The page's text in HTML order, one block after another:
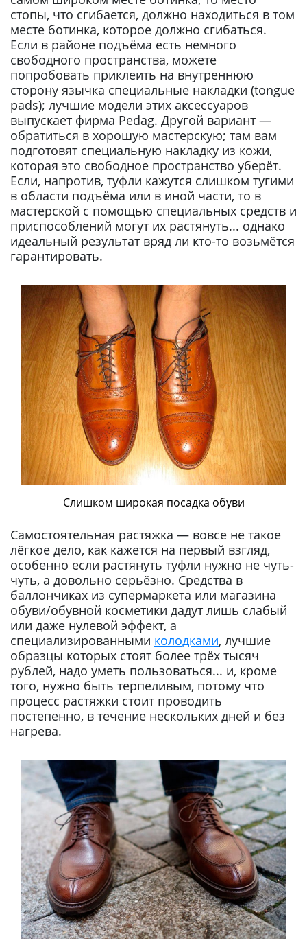
стопы, что сгибается, должно находиться в том
месте ботинка, которое должно сгибаться.
Если в районе подъёма есть немного
свободного пространства, можете
попробовать приклеить на внутреннюю
сторону язычка специальные накладки (tongue
pads); лучшие модели этих аксессуаров
выпускает фирма Pedag. Другой вариант —
обратиться в хорошую мастерскую; там вам
подготовят специальную накладку из кожи,
которая это свободное пространство уберёт.
Если, напротив, туфли кажутся слишком тугими
в области подъёма или в иной части, то в
мастерской с помощью специальных средств и
приспособлений могут их растянуть... однако
идеальный результат вряд ли кто-то возьмётся
гарантировать.
Слишком широкая посадка обуви
Самостоятельная растяжка — вовсе не такое
лёгкое дело, как кажется на первый взгляд,
особенно если растянуть туфли нужно не чуть-
чуть, а довольно серьёзно. Средства в
баллончиках из супермаркета или магазина
обуви/обувной косметики дадут лишь слабый
или даже нулевой эффект, а
специализированными колодками, лучшие
образцы которых стоят более трёх тысяч
рублей, надо уметь пользоваться... и, кроме
того, нужно быть терпеливым, потому что
процесс растяжки стоит проводить
постепенно, в течение нескольких дней и без
нагрева.